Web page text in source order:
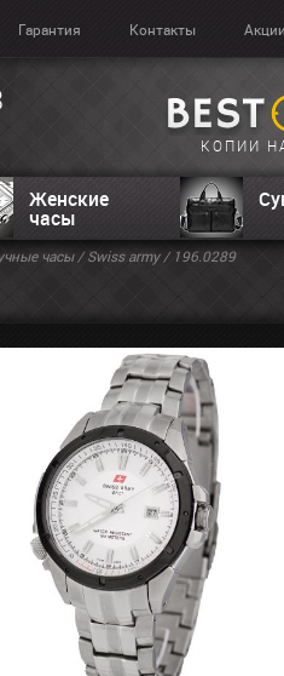
Гарантия Контакты Акции
КОПИИ
Женские
часы
часы/Swiss army/ 196.0289